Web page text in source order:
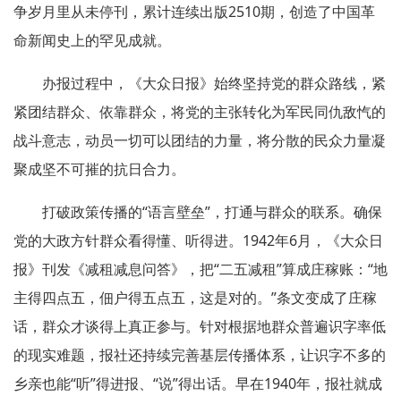
争岁月里从未停刊，累计连续出版2510期，创造了中国革
命新闻史上的罕见成就。
办报过程中，《大众日报》始终坚持党的群众路线，紧
紧团结群众、依靠群众，将党的主张转化为军民同仇敌忾的
战斗意志，动员一切可以团结的力量，将分散的民众力量凝
聚成坚不可摧的抗日合力。
打破政策传播的“语言壁垒”，打通与群众的联系。确保
党的大政方针群众看得懂、听得进。1942年6月，《大众日
报》刊发《减租减息问答》，把“二五减租”算成庄稼账：“地
主得四点五，佃户得五点五，这是对的。”条文变成了庄稼
话，群众才谈得上真正参与。针对根据地群众普遍识字率低
的现实难题，报社还持续完善基层传播体系，让识字不多的
乡亲也能“听”得进报、“说”得出话。早在1940年，报社就成